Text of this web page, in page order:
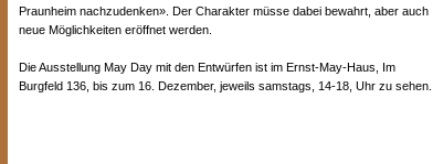
Praunheim nachzudenken». Der Charakter müsse dabei bewahrt, aber auch
neue Möglichkeiten eröffnet werden.
Die Ausstellung May Day mit den Entwürfen ist im Ernst-May-Haus, Im
Burgfeld 136, bis zum 16. Dezember, jeweils samstags, 14-18, Uhr zu sehen.